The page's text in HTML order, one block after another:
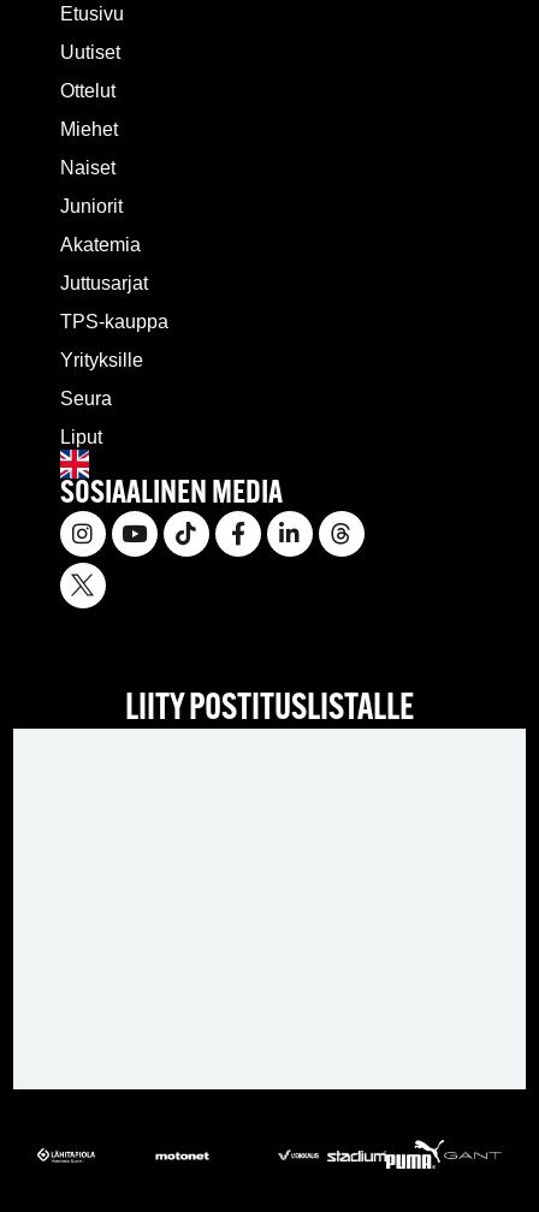
Etusivu
Uutiset
Ottelut
Miehet
Naiset
Juniorit
Akatemia
Juttusarjat
TPS-kauppa
Yrityksille
Seura
Liput
SOSIAALINEN MEDIA
LIITY POSTITUSLISTALLE